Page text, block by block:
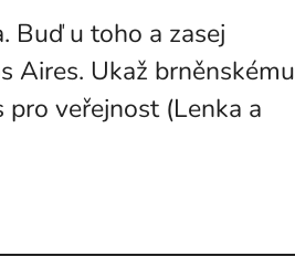
Buď u toho a zasej
Aires. Ukaž brněnskému
veřejnost (Lenka a